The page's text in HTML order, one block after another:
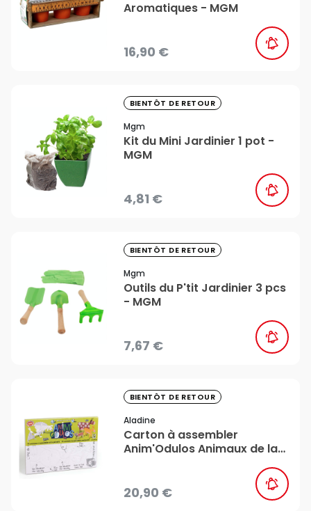
Aromatiques - MGM
16,90 €
BIENTÔT DE RETOUR
Mgm
Kit du Mini Jardinier 1 pot -
MGM
4,81 €
BIENTÔT DE RETOUR
Mgm
Outils du P'tit Jardinier 3 pcs
- MGM
7,67 €
BIENTÔT DE RETOUR
Aladine
Carton à assembler
Anim'Odulos Animaux de la
20,90 €